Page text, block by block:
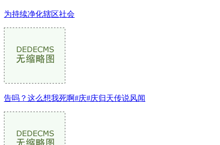
为持续净化辖区社会
告吗？这么想我死啊#庆#庆归天传说风闻